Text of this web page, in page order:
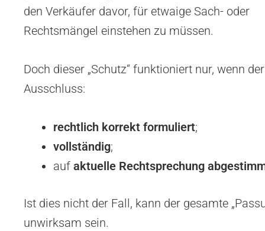
den Verkäufer davor, für etwaige Sach- oder
Rechtsmängel einstehen zu müssen.
Doch dieser „Schutz“ funktioniert nur, wenn der
Ausschluss:
rechtlich korrekt formuliert;
vollständig;
auf aktuelle Rechtsprechung
Ist dies nicht der Fall, kann der gesamte
unwirksam sein.